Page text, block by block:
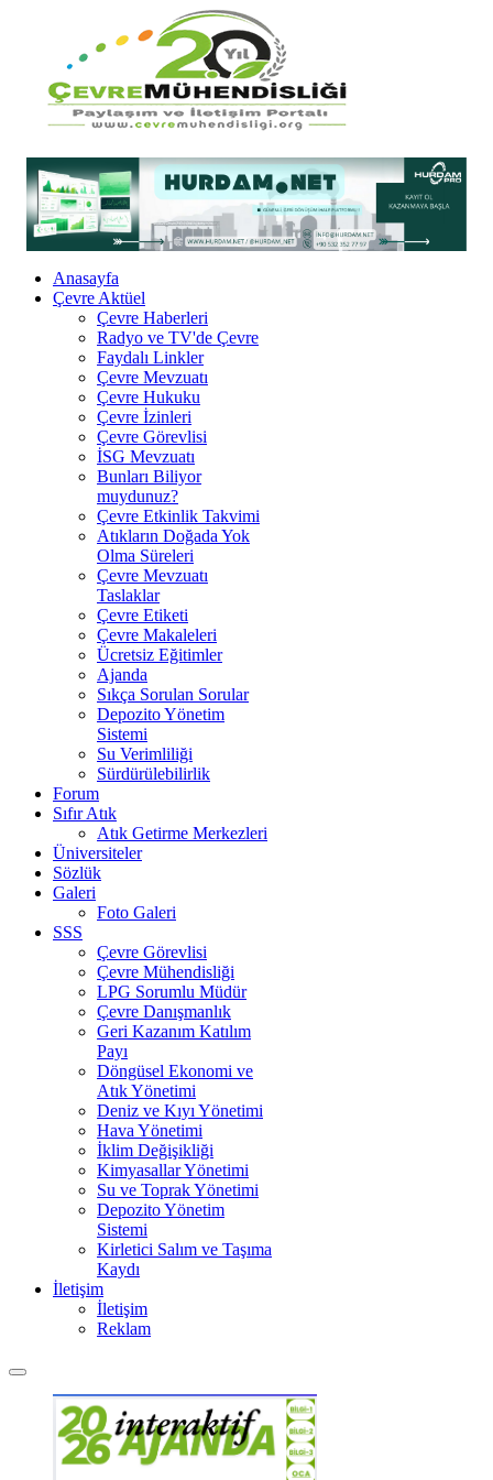
Anasayfa
Çevre Aktüel
Çevre Haberleri
Radyo ve TV'de Çevre
Faydalı Linkler
Çevre Mevzuatı
Çevre Hukuku
Çevre İzinleri
Çevre Görevlisi
İSG Mevzuatı
Bunları Biliyor
muydunuz?
Çevre Etkinlik Takvimi
Atıkların Doğada Yok
Olma Süreleri
Çevre Mevzuatı
Taslaklar
Çevre Etiketi
Çevre Makaleleri
Ücretsiz Eğitimler
Ajanda
Sıkça Sorulan Sorular
Depozito Yönetim
Sistemi
Su Verimliliği
Sürdürülebilirlik
Forum
Sıfır Atık
Atık Getirme Merkezleri
Üniversiteler
Sözlük
Galeri
Foto Galeri
SSS
Çevre Görevlisi
Çevre Mühendisliği
LPG Sorumlu Müdür
Çevre Danışmanlık
Geri Kazanım Katılım
Payı
Döngüsel Ekonomi ve
Atık Yönetimi
Deniz ve Kıyı Yönetimi
Hava Yönetimi
İklim Değişikliği
Kimyasallar Yönetimi
Su ve Toprak Yönetimi
Depozito Yönetim
Sistemi
Kirletici Salım ve Taşıma
Kaydı
İletişim
İletişim
Reklam